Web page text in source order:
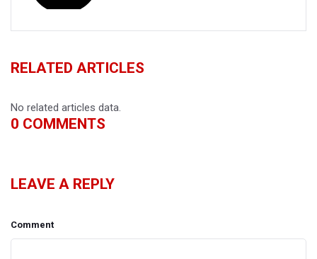
RELATED ARTICLES
No related articles data.
0 COMMENTS
LEAVE A REPLY
Comment